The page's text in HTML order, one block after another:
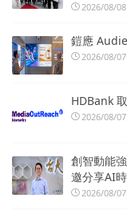
2026/08/08
鎧應
2026/08/07
HDBank
2026/08/07
創智動能
邀分享AI
2026/08/07